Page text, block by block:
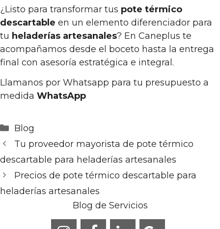
¿Listo para transformar tus pote térmico
descartable en un elemento diferenciador para
tu heladerías artesanales? En Caneplus te
acompañamos desde el boceto hasta la entrega
final con asesoría estratégica e integral.
Llamanos por Whatsapp para tu presupuesto a
medida WhatsApp
Categorías
Blog
Tu proveedor mayorista de pote térmico
descartable para heladerías artesanales
Precios de pote térmico descartable para
heladerías artesanales
Blog de Servicios